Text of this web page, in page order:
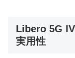
Libero 5G
実用性